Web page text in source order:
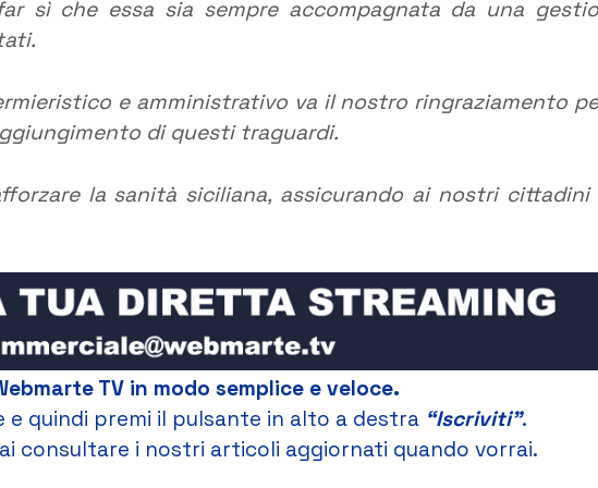
sì che essa sia sempre accompagnata da una
e amministrativo va il nostro ringraziamento
di questi traguardi.
la sanità siciliana, assicurando ai nostri cittadini
TV in modo semplice e veloce.
quindi premi il pulsante in alto a destra “Iscriviti”.
consultare i nostri articoli aggiornati quando vorrai.